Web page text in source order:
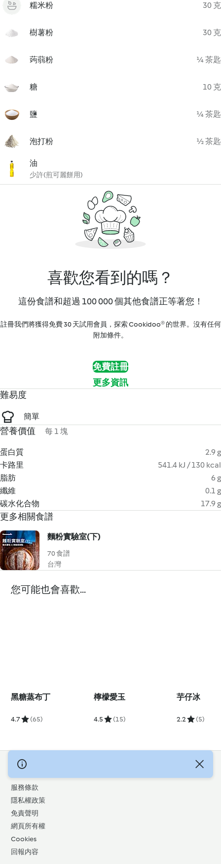
糯米粉 30 克
樹薯粉 30 克
蒟蒻粉 ¼ 茶匙
糖 10 克
鹽 ¼ 茶匙
泡打粉 ½ 茶匙
油
少許(煎可麗餅用)
喜歡您看到的嗎？
這份食譜和超過 100 000 個其他食譜正等著您！
註冊我們將獲得免費 30 天試用會員，探索 Cookidoo® 的世界。沒有任何
附加條件。
免費註冊
更多資訊
難易度
簡單
營養價值 每 1 塊
蛋白質
2.9 g
卡路里
541.4 kJ / 130 kcal
脂肪
6 g
纖維
0.1 g
碳水化合物
17.9 g
更多相關食譜
麵粉實驗室(下)
70 食譜
台灣
您可能也會喜歡...
黑糖蒸布丁
4.7 (65)
檸檬愛玉
4.5 (15)
芋仔冰
2.2 (5)
© 版權所有 2026
服務條款
隱私權政策
免責聲明
網頁所有權
Cookies
回報内容